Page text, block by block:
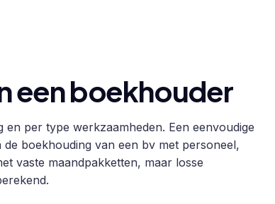
een boekhouder
per type werkzaamheden. Een eenvoudige
boekhouding van een bv met personeel,
vaste maandpakketten, maar losse